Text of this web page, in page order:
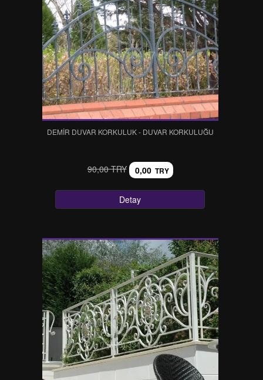
DEMIR DUVAR KORKULUK - DUVAR KORKULUĞU
90,00 TRY 0,00 TRY
Detay